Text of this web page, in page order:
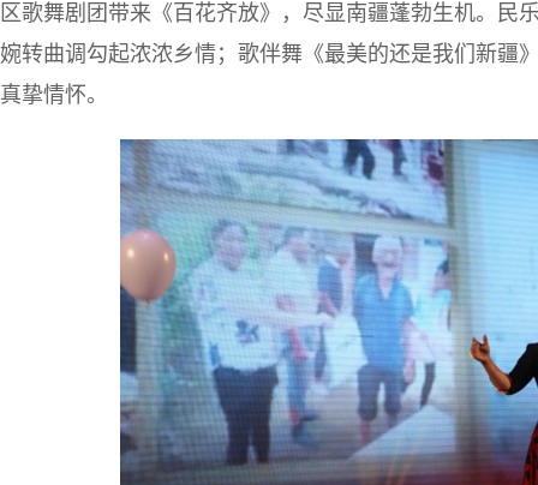
区歌舞剧团带来《百花齐放》，尽显南疆蓬勃生机。民
婉转曲调勾起浓浓乡情；歌伴舞《最美的还是我们新疆
真挚情怀。